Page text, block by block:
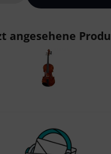
angesehene